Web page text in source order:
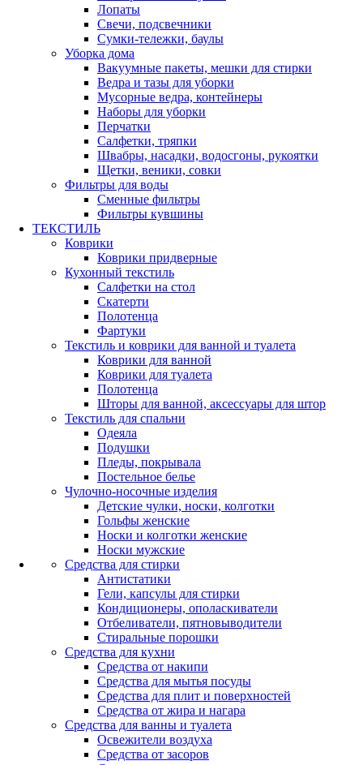
Лопаты
Свечи, подсвечники
Сумки-тележки, баулы
Уборка дома
Вакуумные пакеты, мешки для стирки
Ведра и тазы для уборки
Мусорные ведра, контейнеры
Наборы для уборки
Перчатки
Салфетки, тряпки
Швабры, насадки, водосгоны, рукоятки
Щетки, веники, совки
Фильтры для воды
Сменные фильтры
Фильтры кувшины
ТЕКСТИЛЬ
Коврики
Коврики придверные
Кухонный текстиль
Салфетки на стол
Скатерти
Полотенца
Фартуки
Текстиль и коврики для ванной и туалета
Коврики для ванной
Коврики для туалета
Полотенца
Шторы для ванной, аксессуары для штор
Текстиль для спальни
Одеяла
Подушки
Пледы, покрывала
Постельное белье
Чулочно-носочные изделия
Детские чулки, носки, колготки
Гольфы женские
Носки и колготки женские
Носки мужские
Средства для стирки
Антистатики
Гели, капсулы для стирки
Кондиционеры, ополаскиватели
Отбеливатели, пятновыводители
Стиральные порошки
Средства для кухни
Средства от накипи
Средства для мытья посуды
Средства для плит и поверхностей
Средства от жира и нагара
Средства для ванны и туалета
Освежители воздуха
Средства от засоров